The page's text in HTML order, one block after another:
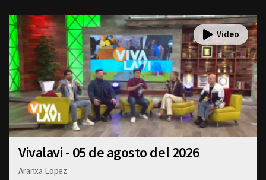
Vivalavi - 05 de agosto del 2026
Aranxa Lopez